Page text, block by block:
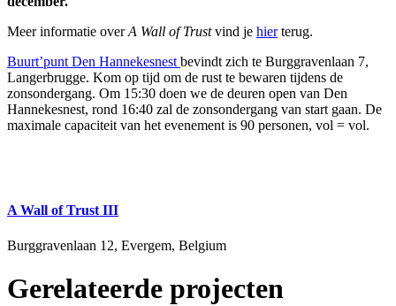
Meer informatie overA Wall of Trustvind je hierterug.
Buurt’punt Den Hannekesnestbevindt zich te Burggravenlaan 7,
Langerbrugge. Kom op tijd om de rust te bewaren tijdens de
zonsondergang. Om 15:30 doen we de deuren open van Den
Hannekesnest, rond 16:40 zal de zonsondergang van start gaan. De
maximale capaciteit van het evenement is 90 personen, vol = vol.
A Wall of Trust III
Burggravenlaan 12, Evergem, Belgium
Gerelateerde projecten